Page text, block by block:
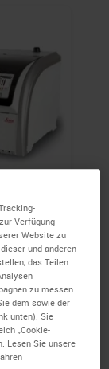
Verfügung
Website zu
und anderen
das Teilen
zu messen.
dem sowie der
unten). Sie
„Cookie-
Lesen Sie unsere